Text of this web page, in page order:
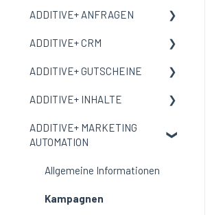
Begriffe und Bedeutungen
Allgemeine Informationen
Meine Organisation
Benutzer
E-Mail-Vorlage
Corporate Design
ADDITIVE+ ANFRAGEN
Allgemeine Informationen
Kanäle
Auswertungen
ADDITIVE+ CRM
Allgemeine Informationen
Personen
Reservierungen
ADDITIVE+ GUTSCHEINE
Allgemeine Informationen
Übersicht
ADDITIVE+ INHALTE
Allgemeine Informationen
ADDITIVE+ MARKETING
AUTOMATION
Allgemeine Informationen
Kampagnen